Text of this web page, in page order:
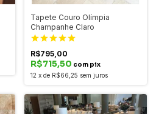
Tapete Couro Olímpia
Champanhe Claro
R$795,00
R$715,50 com pix
12 x de R$66,25 sem juros